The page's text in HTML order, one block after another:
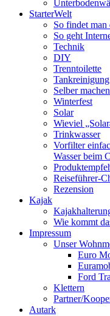
StarterWelt
So findet
So geht
Technik
DIY
Trenntoilette
Tankreinigung
Selber machen
Winterfest
Solar
Wieviel
Trinkwasser
Vorfilter
Wasser beim
Reiseführer-
Rezension
Kajak
Wie kommt
Impressum
Unser
Euro
Ford
Klettern
Partner/
Autark